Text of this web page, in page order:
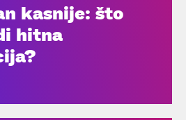
kasnije: što
hitna